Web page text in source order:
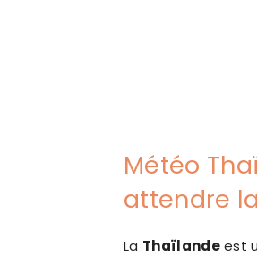
Météo
attendre
La Thaïlandeest